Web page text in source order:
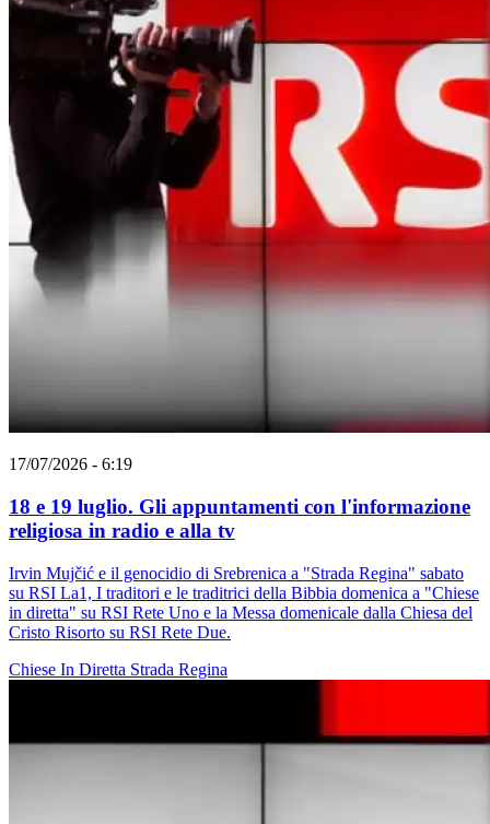
17/07/2026 - 6:19
18 e 19 luglio. Gli appuntamenti con l'informazione
religiosa in radio e alla tv
Irvin Mujčić e il genocidio di Srebrenica a "Strada Regina" sabato
su RSI La1, I traditori e le traditrici della Bibbia domenica a "Chiese
in diretta" su RSI Rete Uno e la Messa domenicale dalla Chiesa del
Cristo Risorto su RSI Rete Due.
Chiese In Diretta Strada Regina